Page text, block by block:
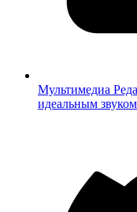
Мультимедиа
идеальным звуком